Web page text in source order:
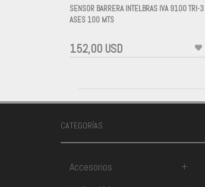
SENSOR BARRERA INTELBRAS IVA 9100 TRI-3
ASES 100 MTS
152,00 USD
CATEGORÍAS
Accesorios +